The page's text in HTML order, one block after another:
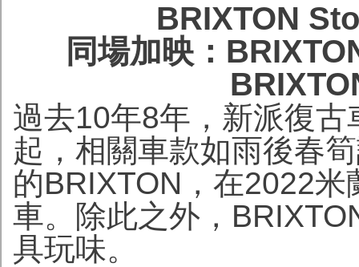
BRIXTON
同場加映：
過去10年8年，新派復
起，相關車款如雨後春
的BRIXTON，在2022
車。除此之外，
具玩味。